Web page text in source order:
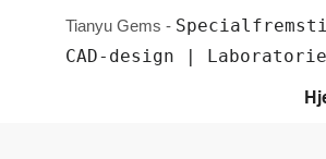
Tianyu Gems -
CAD-design |